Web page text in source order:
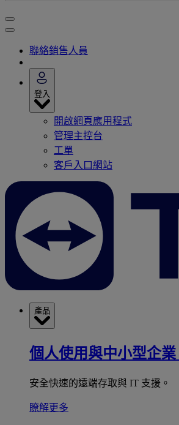
聯絡銷售人員
登入
開啟網頁應用程式
管理主控台
工單
客戶入口網站
產品
個人使用與中小型企業
安全快速的遠端存取與 IT 支援。
瞭解更多